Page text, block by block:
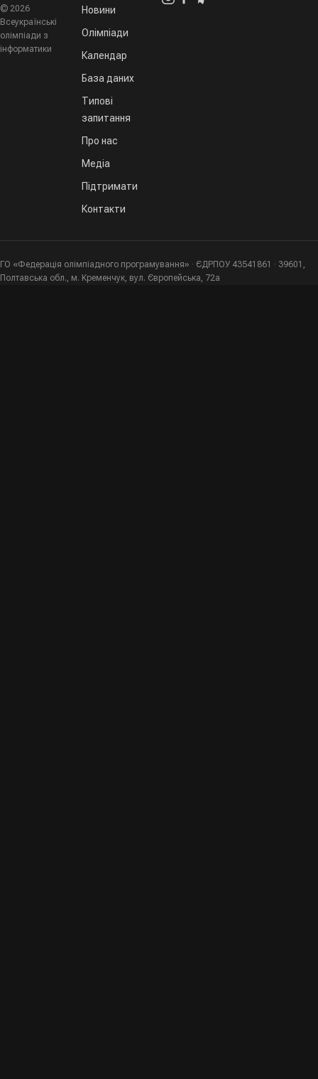
© 2026
Всеукраїнські
олімпіади з
інформатики
Новини
Олімпіади
Календар
База даних
Типові
запитання
Про нас
Медіа
Підтримати
Контакти
ГО «Федерація олімпіадного програмування» · ЄДРПОУ 43541861 · 39601,
Полтавська обл., м. Кременчук, вул. Європейська, 72а